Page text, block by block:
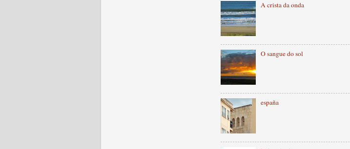
A crista da onda
O sangue do sol
españa